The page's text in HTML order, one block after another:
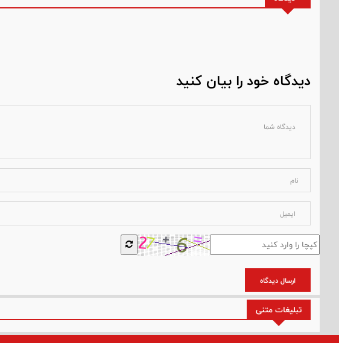
دیدگاه خود را بیان کنید
ارسال دیدگاه
تبلیغات متنی